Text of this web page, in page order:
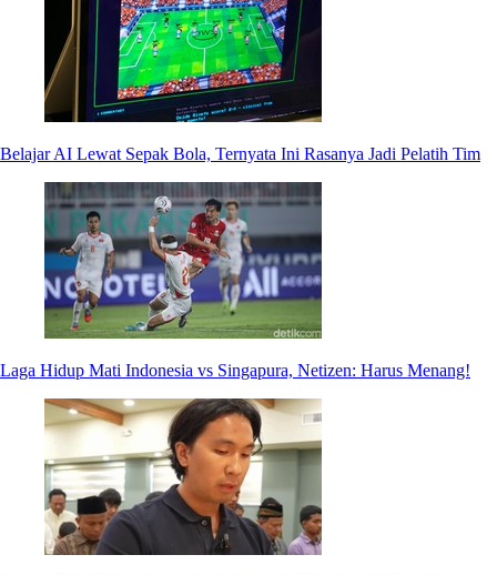
Belajar AI Lewat Sepak Bola, Ternyata Ini Rasanya Jadi Pelatih Tim
Laga Hidup Mati Indonesia vs Singapura, Netizen: Harus Menang!